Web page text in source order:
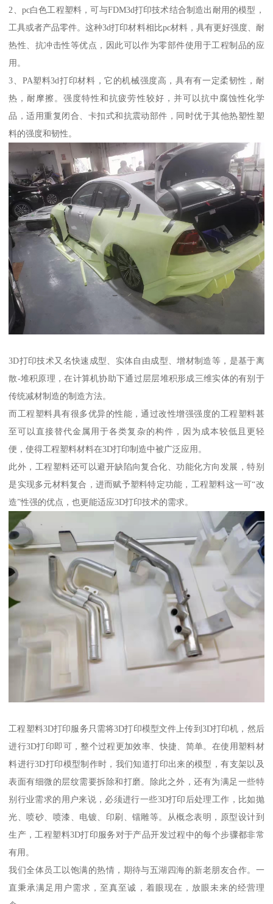
2、pc白色工程塑料，可与FDM3d打印技术结合制造出耐用的模型，
工具或者产品零件。这种3d打印材料相比pc材料，具有更好强度、耐
热性、抗冲击性等优点，因此可以作为零部件使用于工程制品的应
用。
3、PA塑料3d打印材料，它的机械强度高，具有有一定柔韧性，耐
热，耐摩擦。强度特性和抗疲劳性较好，并可以抗中腐蚀性化学
品，适用重复闭合、卡扣式和抗震动部件，同时优于其他热塑性塑
料的强度和韧性。
3D打印技术又名快速成型、实体自由成型、增材制造等，是基于离
散-堆积原理，在计算机协助下通过层层堆积形成三维实体的有别于
传统减材制造的制造方法。
而工程塑料具有很多优异的性能，通过改性增强强度的工程塑料甚
至可以直接替代金属用于各类复杂的构件，因为成本较低且更轻
便，使得工程塑料材料在3D打印制造中被广泛应用。
此外，工程塑料还可以避开缺陷向复合化、功能化方向发展，特别
是实现多元材料复合，进而赋予塑料特定功能，工程塑料这一可“改
造”性强的优点，也更能适应3D打印技术的需求。
工程塑料3D打印服务只需将3D打印模型文件上传到3D打印机，然后
进行3D打印即可，整个过程更加效率、快捷、简单。在使用塑料材
料进行3D打印模型制作时，我们知道打印出来的模型，有支架以及
表面有细微的层纹需要拆除和打磨。除此之外，还有为满足一些特
别行业需求的用户来说，必须进行一些3D打印后处理工作，比如抛
光、喷砂、喷漆、电镀、印刷、镭雕等。从概念表明，原型设计到
生产，工程塑料3D打印服务对于产品开发过程中的每个步骤都非常
有用。
我们全体员工以饱满的热情，期待与五湖四海的新老朋友合作。一
直秉承满足用户需求，至真至诚，着眼现在，放眼未来的经营理